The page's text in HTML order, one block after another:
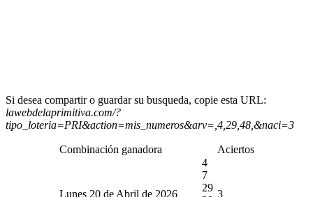
Si desea compartir o guardar su busqueda, copie esta URL:
lawebdelaprimitiva.com/?
tipo_loteria=PRI&action=mis_numeros&arv=,4,29,48,&naci=3
Combinación ganadora Aciertos
Lunes 20 de Abril de 2026
4
7
29
3